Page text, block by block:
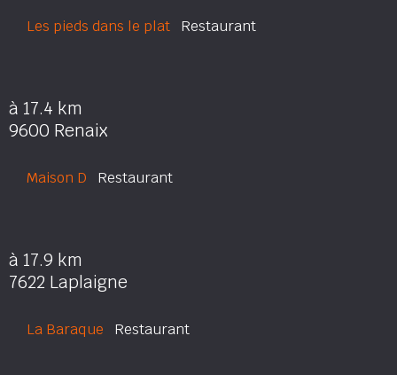
Les pieds dans le plat Restaurant
à 17.4 km
9600 Renaix
Maison D Restaurant
à 17.9 km
7622 Laplaigne
La Baraque Restaurant